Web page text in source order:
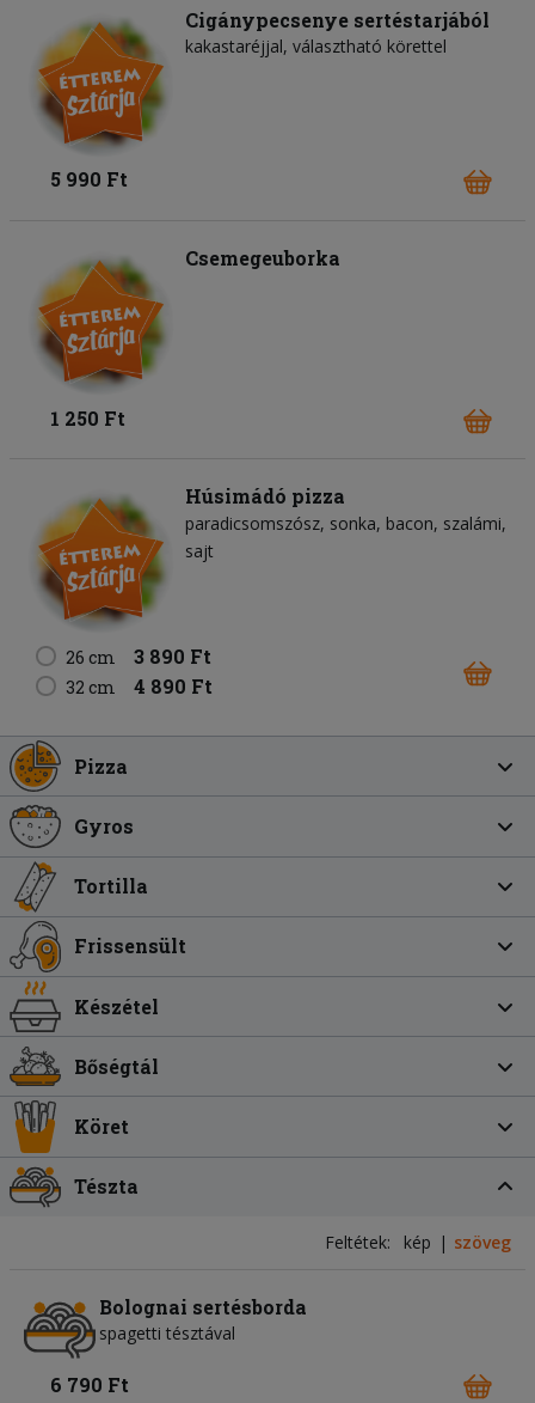
Cigánypecsenye sertéstarjából
kakastaréjjal, választható körettel
5 990 Ft
Csemegeuborka
1 250 Ft
Húsimádó pizza
paradicsomszósz sonka bacon szalámi
sajt
26 cm 3 890 Ft
32 cm 4 890 Ft
Pizza
Gyros
Tortilla
Frissensült
Készétel
Bőségtál
Köret
Tészta
Feltétek: kép szöveg
Bolognai sertésborda
spagetti tésztával
6 790 Ft